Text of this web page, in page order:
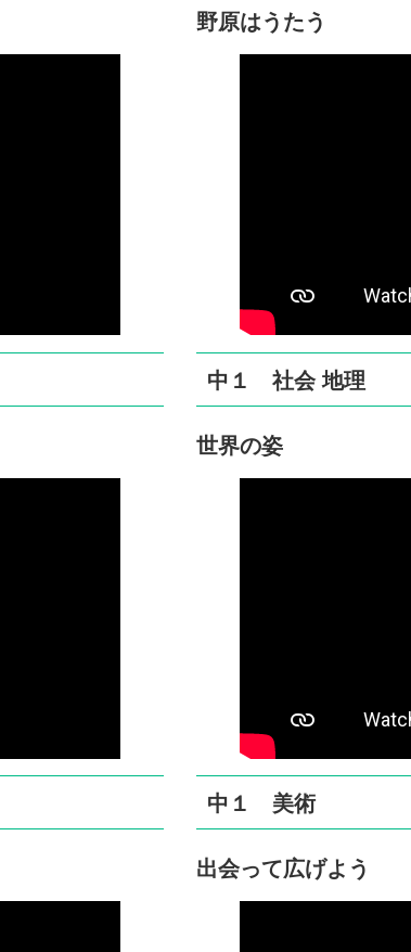
野原はうたう
中１ 社会 地理
世界の姿
中１ 美術
出会って広げよう